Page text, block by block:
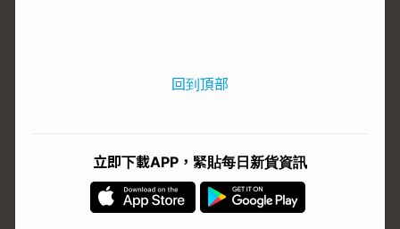
回到頂部
立即下載APP，緊貼每日新貨資訊